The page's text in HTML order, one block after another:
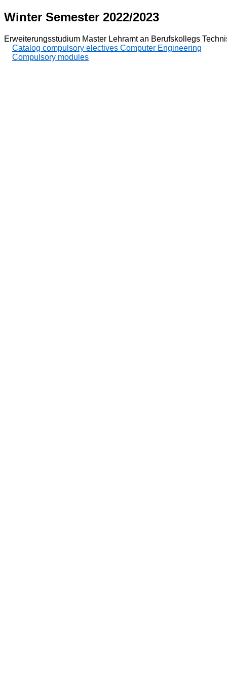
Winter Semester 2022/2023
Erweiterungsstudium Master Lehramt an Berufskollegs
Catalog compulsory electives Computer Engineering
Compulsory modules